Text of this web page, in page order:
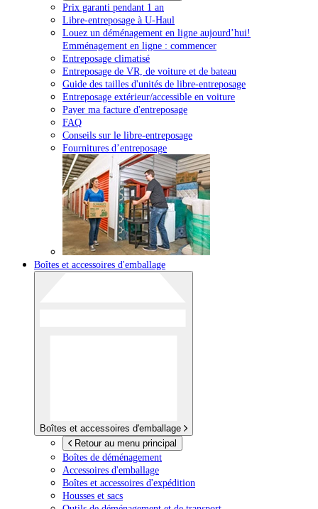
Prix garanti pendant 1 an
Libre-entreposage à U-Haul
Louez un déménagement en ligne aujourd’hui!
Emménagement en ligne : commencer
Entreposage climatisé
Entreposage de VR, de voiture et de bateau
Guide des tailles d'unités de libre-entreposage
Entreposage extérieur/accessible en voiture
Payer ma facture d'entreposage
FAQ
Conseils sur le libre-entreposage
Fournitures d’entreposage
Boîtes et accessoires d'emballage
Boîtes et accessoires d'emballage
Retour au menu principal
Boîtes de déménagement
Accessoires d'emballage
Boîtes et accessoires d'expédition
Housses et sacs